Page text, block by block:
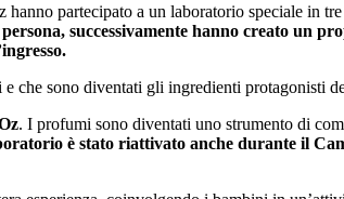
hanno partecipato a un laboratorio speciale in
successivamente hanno creato un
che sono diventati gli ingredienti protagonisti
. I profumi sono diventati uno strumento di
è stato riattivato anche durante il